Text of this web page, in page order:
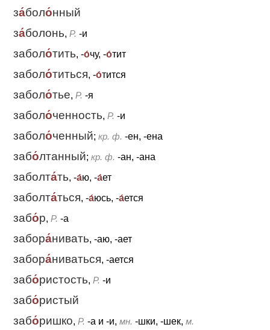
за́боло́нный
за́болонь, Р. -и
заболо́тить, -о́чу, -о́тит
заболо́титься, -о́тится
заболо́тье, Р. -я
заболо́ченность, Р. -и
заболо́ченный; кр. ф. -ен, -ена
забо́лтанный; кр. ф. -ан, -ана
заболта́ть, -а́ю, -а́ет
заболта́ться, -а́юсь, -а́ется
забо́р, Р. -а
забора́нивать, -аю, -ает
забора́ниваться, -ается
забо́ристость, Р. -и
забо́ристый
забо́ришко, Р. -а и -и, мн. -шки, -шек, м.